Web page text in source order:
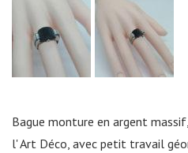
Bague monture en argent
l' Art Déco, avec petit travail